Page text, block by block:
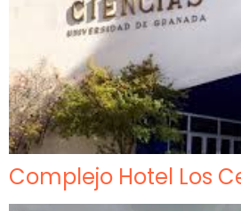
Complejo Hotel Los